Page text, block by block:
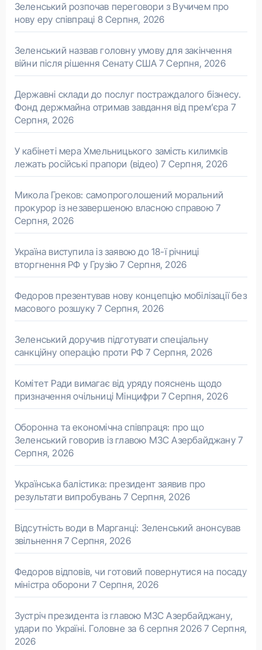
Зеленський розпочав переговори з Вучичем про
нову еру співпраці 8 Серпня, 2026
Зеленський назвав головну умову для закінчення
війни після рішення Сенату США 7 Серпня, 2026
Державні склади до послуг постраждалого бізнесу.
Фонд держмайна отримав завдання від прем’єра 7
Серпня, 2026
У кабінеті мера Хмельницького замість килимків
лежать російські прапори (відео) 7 Серпня, 2026
Микола Греков: самопроголошений моральний
прокурор із незавершеною власною справою 7
Серпня, 2026
Україна виступила із заявою до 18-ї річниці
вторгнення РФ у Грузію 7 Серпня, 2026
Федоров презентував нову концепцію мобілізації без
масового розшуку 7 Серпня, 2026
Зеленський доручив підготувати спеціальну
санкційну операцію проти РФ 7 Серпня, 2026
Комітет Ради вимагає від уряду пояснень щодо
призначення очільниці Мінцифри 7 Серпня, 2026
Оборонна та економічна співпраця: про що
Зеленський говорив із главою МЗС Азербайджану 7
Серпня, 2026
Українська балістика: президент заявив про
результати випробувань 7 Серпня, 2026
Відсутність води в Марганці: Зеленський анонсував
звільнення 7 Серпня, 2026
Федоров відповів, чи готовий повернутися на посаду
міністра оборони 7 Серпня, 2026
Зустріч президента із главою МЗС Азербайджану,
удари по Україні. Головне за 6 серпня 2026 7 Серпня,
2026